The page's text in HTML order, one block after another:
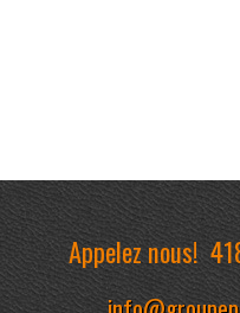
Appelez nous!